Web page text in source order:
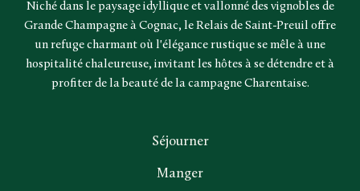
Niché dans le paysage idyllique et vallonné des vignobles de
Grande Champagne à Cognac, le Relais de Saint-Preuil offre
un refuge charmant où l'élégance rustique se mêle à une
hospitalité chaleureuse, invitant les hôtes à se détendre et à
profiter de la beauté de la campagne Charentaise.
Séjourner
Manger